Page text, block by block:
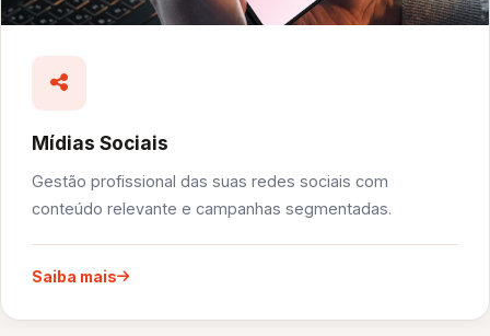
Mídias Sociais
Gestão profissional das suas redes sociais com
conteúdo relevante e campanhas segmentadas.
Saiba mais